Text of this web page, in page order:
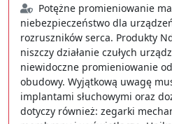
Potężne promieniowanie
niebezpieczeństwo dla
rozruszników serca. Produkty
niszczy działanie czułych
niewidoczne promieniowanie
obudowy. Wyjątkową uwagę
implantami słuchowymi oraz
dotyczy również: zegarki